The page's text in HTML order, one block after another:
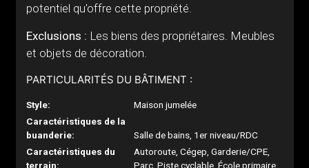
potentiel qu'offre cette propriété.
Exclusions : Les biens des propriétaires. Meubles
et objets de décoration.
PARTICULARITÉS DU BÂTIMENT :
Style:
Maison jumelée
Caractéristiques de la
buanderie:
Salle de bains, 1er niveau/RDC
Caractéristiques du
terrain:
Autoroute, Cégep, Garderie/CPE,
Parc, Piste cyclable, École primaire,